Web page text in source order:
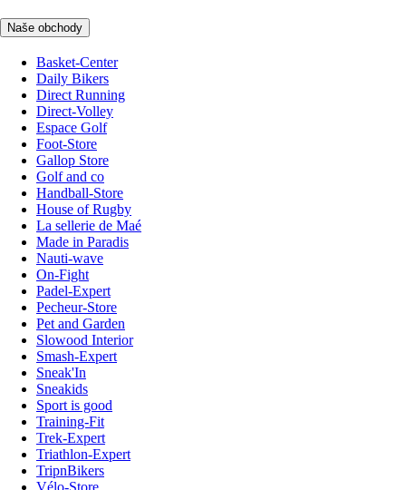
Naše obchody
Basket-Center
Daily Bikers
Direct Running
Direct-Volley
Espace Golf
Foot-Store
Gallop Store
Golf and co
Handball-Store
House of Rugby
La sellerie de Maé
Made in Paradis
Nauti-wave
On-Fight
Padel-Expert
Pecheur-Store
Pet and Garden
Slowood Interior
Smash-Expert
Sneak'In
Sneakids
Sport is good
Training-Fit
Trek-Expert
Triathlon-Expert
TripnBikers
Vélo-Store